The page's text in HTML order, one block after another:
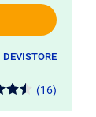
DEVISTORE
(16)